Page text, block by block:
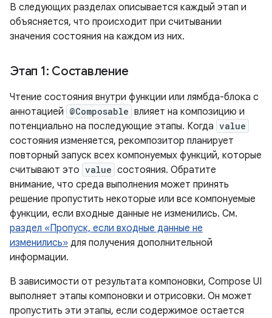
В следующих разделах описывается каждый этап и
объясняется, что происходит при считывании
значения состояния на каждом из них.
Этап 1: Составление
Чтение состояния внутри функции или лямбда-блока с
аннотацией @Composable влияет на композицию и
потенциально на последующие этапы. Когда value
состояния изменяется, рекомпозитор планирует
повторный запуск всех компонуемых функций, которые
считывают это value состояния. Обратите
внимание, что среда выполнения может принять
решение пропустить некоторые или все компонуемые
функции, если входные данные не изменились. См.
раздел «Пропуск, если входные данные не
изменились» для получения дополнительной
информации.
В зависимости от результата компоновки, Compose UI
выполняет этапы компоновки и отрисовки. Он может
пропустить эти этапы, если содержимое остается